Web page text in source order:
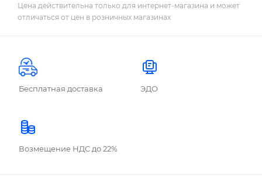
Цена действительна только для интернет-магазина и может
отличаться от цен в розничных магазинах
Бесплатная доставка ЭДО
Возмещение НДС до 22%